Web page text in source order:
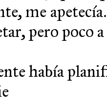
me
pero poco
había